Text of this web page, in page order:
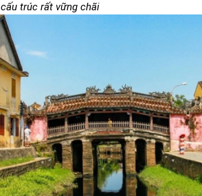
trúc rất vững chãi